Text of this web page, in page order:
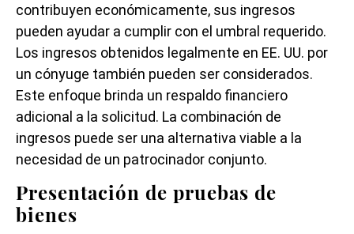
contribuyen económicamente, sus ingresos
pueden ayudar a cumplir con el umbral requerido.
Los ingresos obtenidos legalmente en EE. UU. por
un cónyuge también pueden ser considerados.
Este enfoque brinda un respaldo financiero
adicional a la solicitud. La combinación de
ingresos puede ser una alternativa viable a la
necesidad de un patrocinador conjunto.
Presentación de pruebas de
bienes